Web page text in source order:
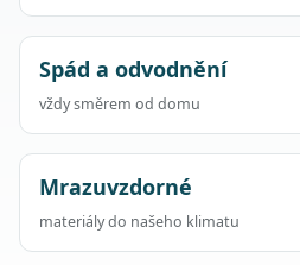
Spád a odvodnění
vždy směrem od domu
Mrazuvzdorné
materiály do našeho klimatu